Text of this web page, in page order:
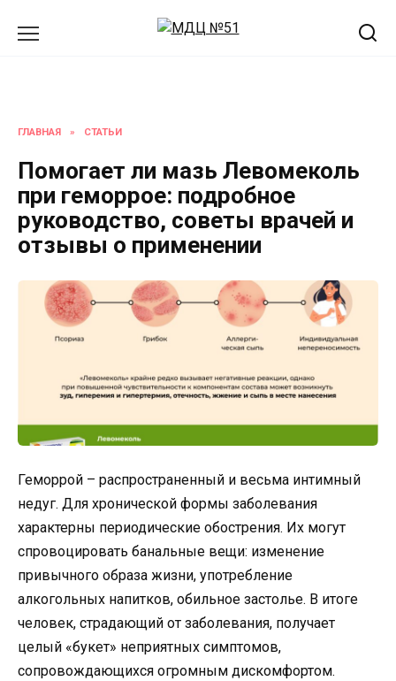
ГЛАВНАЯ » СТАТЬИ
Помогает ли мазь Левомеколь
при геморрое: подробное
руководство, советы врачей и
отзывы о применении
Геморрой – распространенный и весьма интимный
недуг. Для хронической формы заболевания
характерны периодические обострения. Их могут
спровоцировать банальные вещи: изменение
привычного образа жизни, употребление
алкогольных напитков, обильное застолье. В итоге
человек, страдающий от заболевания, получает
целый «букет» неприятных симптомов,
сопровождающихся огромным дискомфортом.